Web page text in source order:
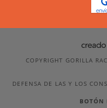
COPYRIGHT GORILLA
DEFENSA DE LAS Y LOS
BOTÓN